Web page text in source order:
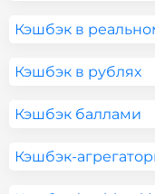
Кэшбэк в
Кэшбэк в рублях
Кэшбэк баллами
Кэшбэк-